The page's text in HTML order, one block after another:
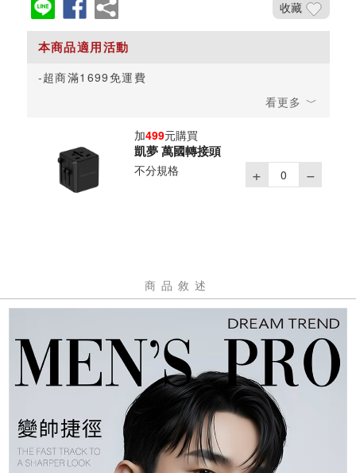
收藏
超商滿1699免運費
加499元購買
凱夢 萬國轉接頭
不分規格
商品敘述